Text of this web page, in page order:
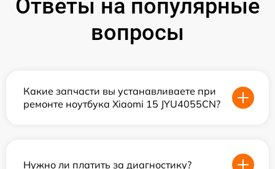
Ответы на популярные
вопросы
Какие запчасти вы устанавливаете при
ремонте ноутбука Xiaomi 15 JYU4055CN?
Нужно ли платить за диагностику?